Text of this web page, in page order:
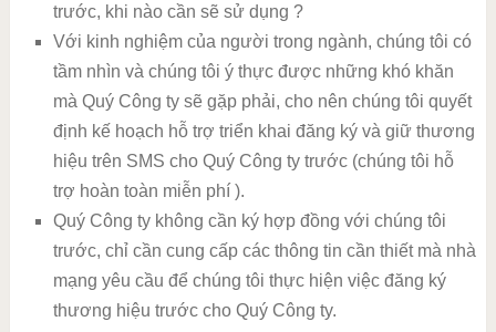
trước, khi nào cần sẽ sử dụng ?
Với kinh nghiệm của người trong ngành, chúng tôi có
tầm nhìn và chúng tôi ý thực được những khó khăn
mà Quý Công ty sẽ gặp phải, cho nên chúng tôi quyết
định kế hoạch hỗ trợ triển khai đăng ký và giữ thương
hiệu trên SMS cho Quý Công ty trước (chúng tôi hỗ
trợ hoàn toàn miễn phí ).
Quý Công ty không cần ký hợp đồng với chúng tôi
trước, chỉ cần cung cấp các thông tin cần thiết mà nhà
mạng yêu cầu để chúng tôi thực hiện việc đăng ký
thương hiệu trước cho Quý Công ty.